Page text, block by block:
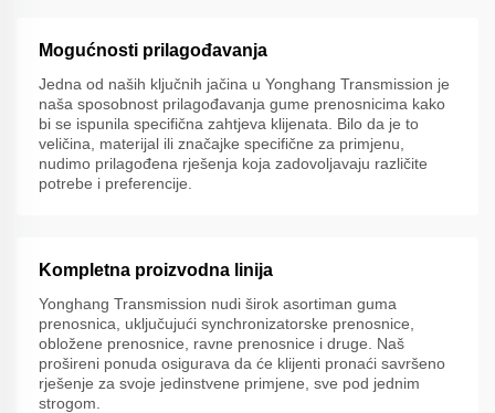
Mogućnosti prilagođavanja
Jedna od naših ključnih jačina u Yonghang Transmission je
naša sposobnost prilagođavanja gume prenosnicima kako
bi se ispunila specifična zahtjeva klijenata. Bilo da je to
veličina, materijal ili značajke specifične za primjenu,
nudimo prilagođena rješenja koja zadovoljavaju različite
potrebe i preferencije.
Kompletna proizvodna linija
Yonghang Transmission nudi širok asortiman guma
prenosnica, uključujući synchronizatorske prenosnice,
obložene prenosnice, ravne prenosnice i druge. Naš
prošireni ponuda osigurava da će klijenti pronaći savršeno
rješenje za svoje jedinstvene primjene, sve pod jednim
strogom.